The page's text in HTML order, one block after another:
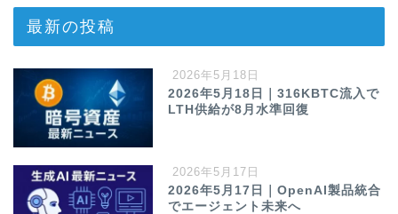
最新の投稿
2026年5月18日
2026年5月18日｜316KBTC流入で
LTH供給が8月水準回復
2026年5月17日
2026年5月17日｜OpenAI製品統合
でエージェント未来へ